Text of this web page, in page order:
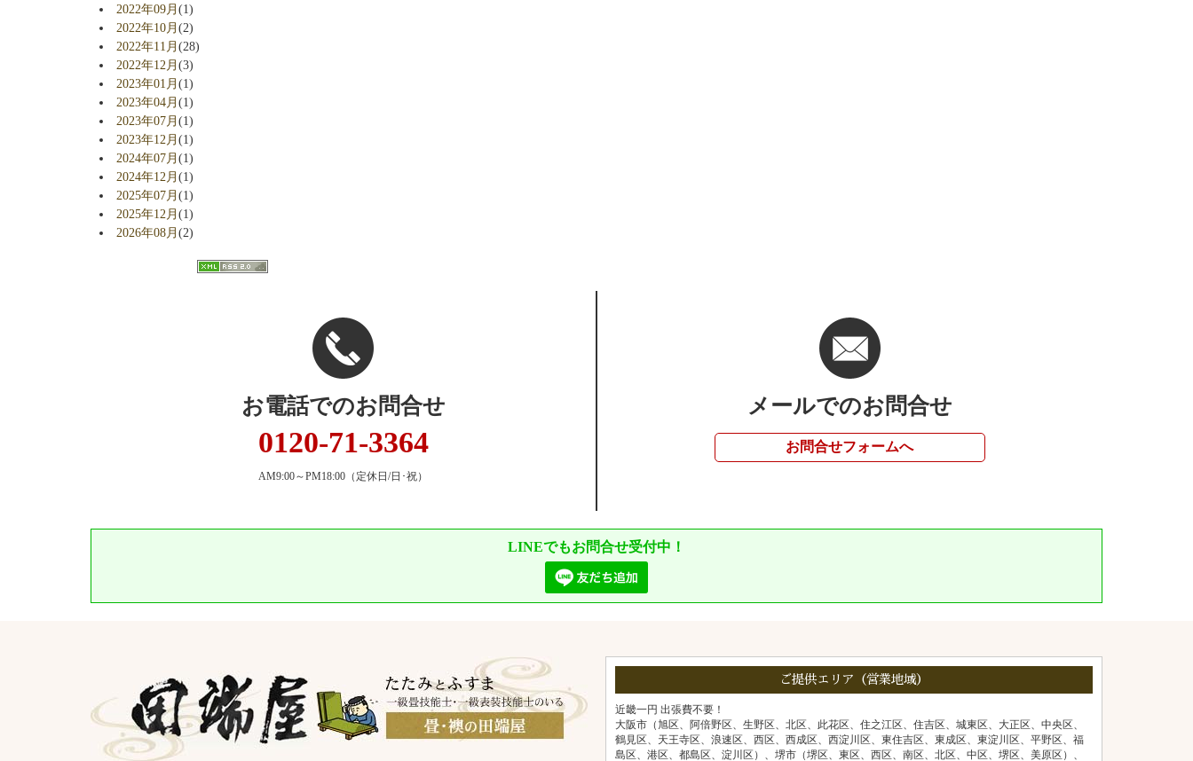
2022年09月(1)
2022年10月(2)
2022年11月(28)
2022年12月(3)
2023年01月(1)
2023年04月(1)
2023年07月(1)
2023年12月(1)
2024年07月(1)
2024年12月(1)
2025年07月(1)
2025年12月(1)
2026年08月(2)
お電話でのお問合せ
0120-71-3364
AM9:00～PM18:00 （定休日/日･祝）
メールでのお問合せ
お問合せフォームへ
LINEでもお問合せ受付中！
ご提供エリア（営業地域）
近畿一円 出張費不要！
大阪市（旭区、阿倍野区、生野区、北区、此花区、住之江区、住吉区、城東区、大正区、中央区、
鶴見区、天王寺区、浪速区、西区、西成区、西淀川区、東住吉区、東成区、東淀川区、平野区、福
島区、港区、都島区、淀川区）、堺市（堺区、東区、西区、南区、北区、中区、堺区、美原区）、